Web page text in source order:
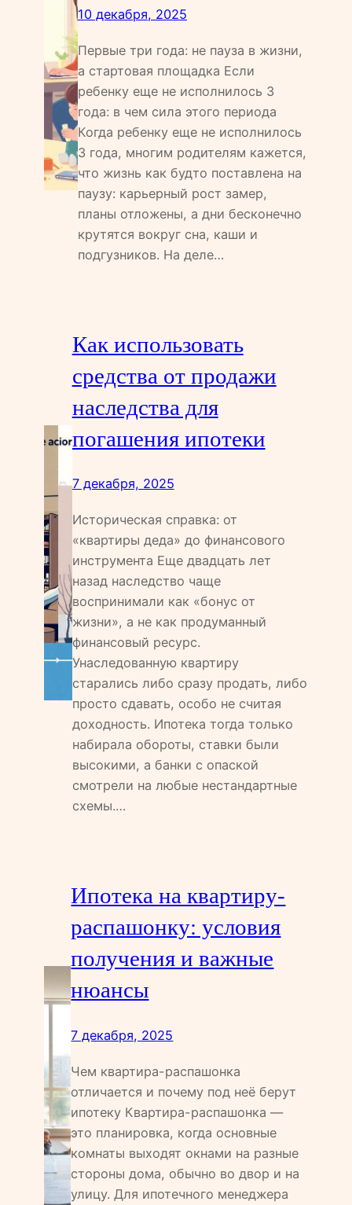
10 декабря, 2025
Первые три года: не пауза в жизни,
а стартовая площадка Если
ребенку еще не исполнилось 3
года: в чем сила этого периода
Когда ребенку еще не исполнилось
3 года, многим родителям кажется,
что жизнь как будто поставлена на
паузу: карьерный рост замер,
планы отложены, а дни бесконечно
крутятся вокруг сна, каши и
подгузников. На деле…
Как использовать
средства от продажи
наследства для
погашения ипотеки
7 декабря, 2025
Историческая справка: от
«квартиры деда» до финансового
инструмента Еще двадцать лет
назад наследство чаще
воспринимали как «бонус от
жизни», а не как продуманный
финансовый ресурс.
Унаследованную квартиру
старались либо сразу продать, либо
просто сдавать, особо не считая
доходность. Ипотека тогда только
набирала обороты, ставки были
высокими, а банки с опаской
смотрели на любые нестандартные
схемы.…
Ипотека на квартиру-
распашонку: условия
получения и важные
нюансы
7 декабря, 2025
Чем квартира-распашонка
отличается и почему под неё берут
ипотеку Квартира-распашонка —
это планировка, когда основные
комнаты выходят окнами на разные
стороны дома, обычно во двор и на
улицу. Для ипотечного менеджера